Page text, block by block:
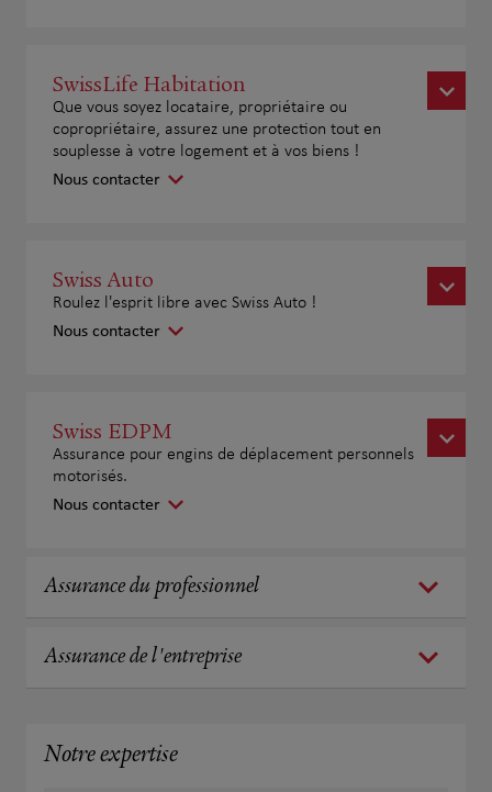
SwissLife Habitation
Que vous soyez locataire, propriétaire ou
copropriétaire, assurez une protection tout en
souplesse à votre logement et à vos biens !
Nous contacter
Swiss Auto
Roulez l'esprit libre avec Swiss Auto !
Nous contacter
Swiss EDPM
Assurance pour engins de déplacement personnels
motorisés.
Nous contacter
Assurance du professionnel
Assurance de l'entreprise
Notre expertise